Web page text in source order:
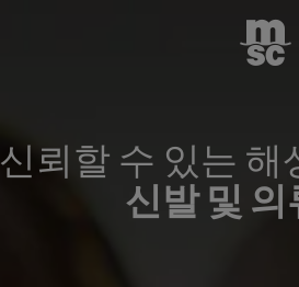
신뢰할 수 있는 해
신발 및 의